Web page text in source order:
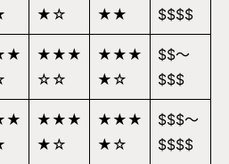
★☆
★★
$$$$
★★★
☆☆
★★★
★☆
$$～
$$$
★★★
★☆
★★★
★☆
$$$～
$$$$